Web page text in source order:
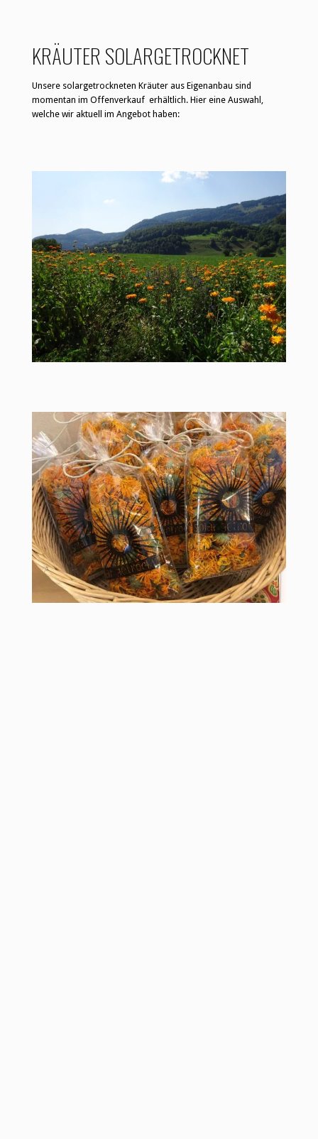
KRÄUTER SOLARGETROCKNET
Unsere solargetrockneten Kräuter aus Eigenanbau sind
momentan im Offenverkauf erhältlich. Hier eine Auswahl,
welche wir aktuell im Angebot haben: